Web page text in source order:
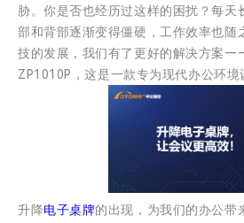
胁。你是否也经历过这样的困扰？每天
部和背部逐渐变得僵硬，工作效率也随
技的发展，我们有了更好的解决方案
ZP1010P，这是一款专为现代办公环境
升降电子桌牌的出现，为我们的办公带